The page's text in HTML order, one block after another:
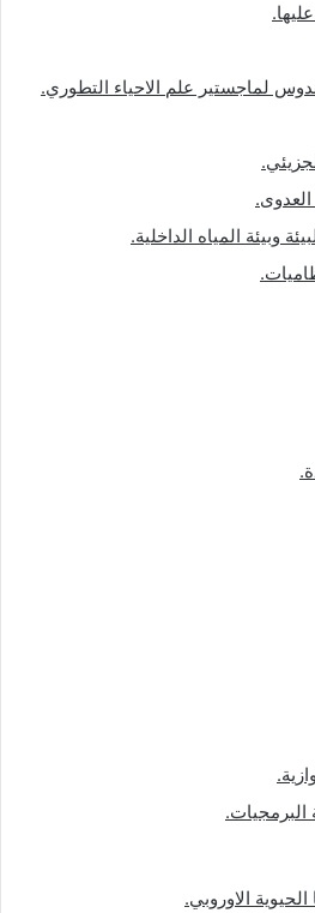
.
لماجستير علم الاحياء التطوري.
.
العدوى.
وبيئة المياه الداخلية.
.
.
.
.
الاوروبي.